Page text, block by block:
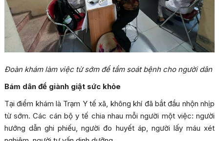
Đoàn khám làm việc từ sớm để tầm soát bệnh cho người dân
Bám dân để giành giật sức khỏe
Tại điểm khám là Trạm Y tế xã, không khí đã bắt đầu nhộn nhịp
từ sớm. Các cán bộ y tế chia nhau mỗi người một việc: người
hướng dẫn ghi phiếu, người đo huyết áp, người lấy máu xét